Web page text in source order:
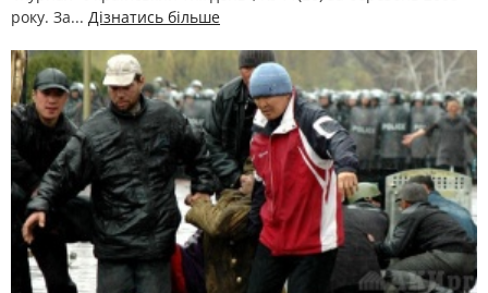
року. За... Дізнатись більше